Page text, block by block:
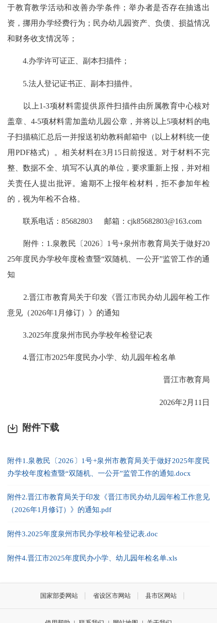
于教育教学活动和改善办学条件；举办者是否存在抽逃出
资，挪用办学经费行为；民办幼儿园资产、负债、损益情况
和财务收支情况等；
4.办学许可证正、副本扫描件；
5.法人登记证书正、副本扫描件。
以上1-3项材料需提供原件扫描件由所属教育中心核对
盖章、4-5项材料需加盖幼儿园公章，并将以上5项材料的电
子扫描稿汇总后一并报送初幼教科邮箱中（以上材料统一使
用PDF格式）。相关材料在3月15日前报送。对于材料不完
整、数据不全、填写不认真的单位，要求重新上报，并对相
关责任人提出批评。逾期不上报年检材料，拒不参加年检
的，视为年检不合格。
联系电话：85682803 邮箱：cjk85682803@163.com
附件：1.泉教民〔2026〕1号+泉州市教育局关于做好20
25年度民办学校年度检查暨“双随机、一公开”监管工作的通
知
2.晋江市教育局关于印发《晋江市民办幼儿园年检工作
意见（2026年1月修订）》的通知
3.2025年度泉州市民办学校年检登记表
4.晋江市2025年度民办小学、幼儿园年检名单
晋江市教育局
2026年2月11日
附件下载
附件1.泉教民〔2026〕1号+泉州市教育局关于做好2025年度民
办学校年度检查暨“双随机、一公开”监管工作的通知.docx
附件2.晋江市教育局关于印发《晋江市民办幼儿园年检工作意见
（2026年1月修订）》的通知.pdf
附件3.2025年度泉州市民办学校年检登记表.doc
附件4.晋江市2025年度民办小学、幼儿园年检名单.xls
国家部委网站 省设区市网站 县市区网站